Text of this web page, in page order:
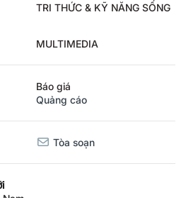
TRI THỨC & KỸ NĂNG SỐNG
MULTIMEDIA
Báo giá
Quảng cáo
Tòa soạn